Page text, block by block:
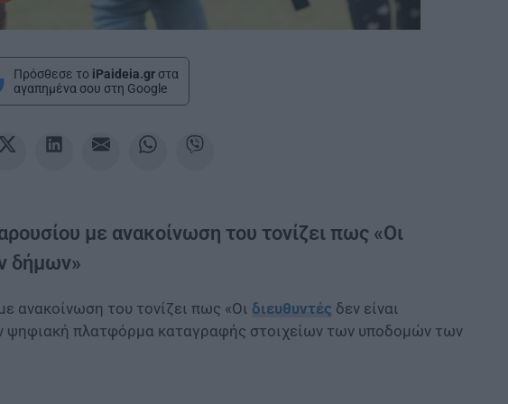
Πρόσθεσε το iPaideia.gr στα
αγαπημένα σου στη Google
με ανακοίνωση του τονίζει πως «Οι
δήμων»
ανακοίνωση του τονίζει πως «Οι διευθυντές δεν είναι
ψηφιακή πλατφόρμα καταγραφής στοιχείων των υποδομών των